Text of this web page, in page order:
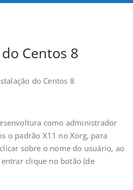
Centos 8
do Centos 8
como administrador
o padrão X11 no Xorg, para
sobre o nome do usuário, ao
clique no botão (de